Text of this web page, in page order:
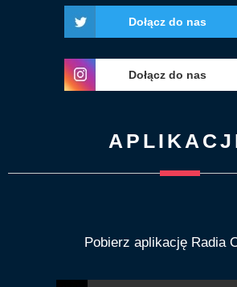
Dołącz do nas
Dołącz do nas
Pobierz aplikację Radia